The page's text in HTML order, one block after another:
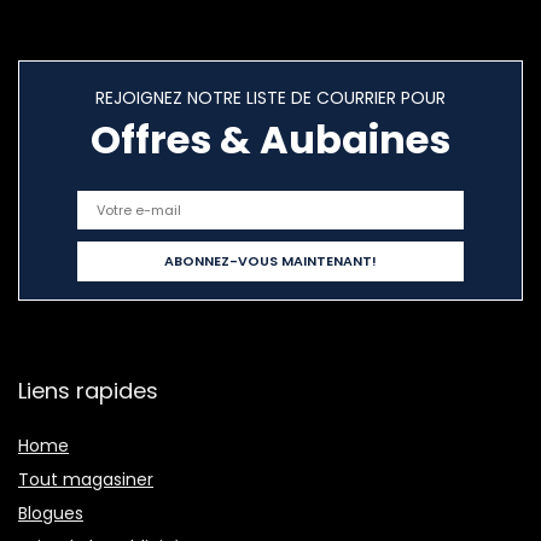
REJOIGNEZ NOTRE LISTE DE COURRIER POUR
Offres & Aubaines
Liens rapides
Home
Tout magasiner
Blogues